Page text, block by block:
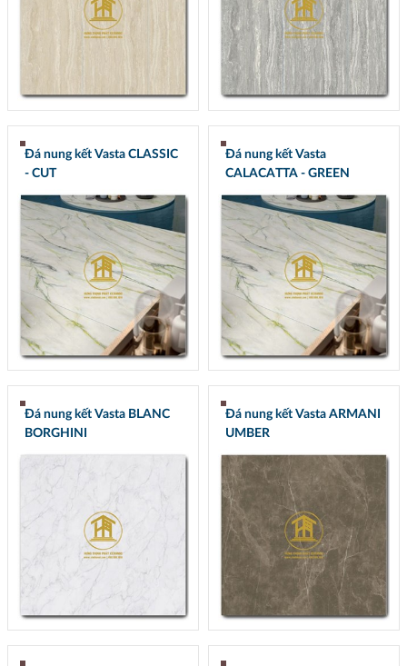
Đá nung kết Vasta CLASSIC
- CUT
Đá nung kết Vasta
CALACATTA - GREEN
Đá nung kết Vasta BLANC
BORGHINI
Đá nung kết Vasta ARMANI
UMBER